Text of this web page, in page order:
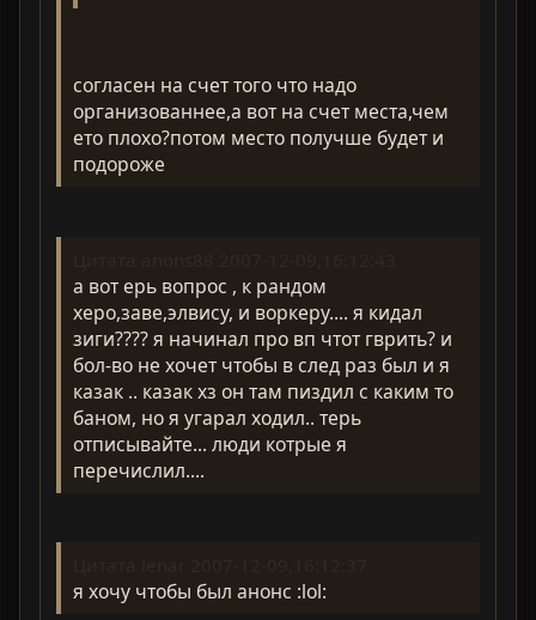
согласен на счет того что надо
организованнее,а вот на счет места,чем
ето плохо?потом место получше будет и
подороже
а вот ерь вопрос , к рандом
херо,заве,элвису, и воркеру.... я кидал
зиги???? я начинал про вп чтот гврить? и
бол-во не хочет чтобы в след раз был и я
казак .. казак хз он там пиздил с каким то
баном, но я угарал ходил.. терь
отписывайте... люди котрые я
перечислил....
я хочу чтобы был анонс :lol: